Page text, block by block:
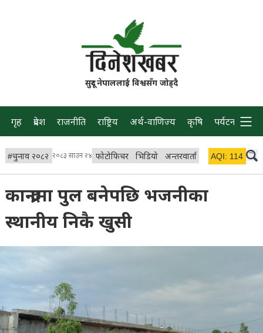
सुदूर नेपाललाई विश्वसँग जोड्दै
गृह प्रदेश राजनीति राष्ट्रिय अर्थ-वाणिज्य कृषि पर्यटन प्रवास
#चुनाव २०८२ २०८३ साउन २४ फोटोफिचर भिडियो अन्तरवार्ता विचार/ब्लग
AQI: 114
कान्द्रामा पुल बनेपछि भजनीका
स्थानीय निकै खुसी